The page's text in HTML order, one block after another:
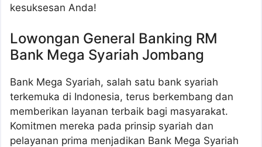
kesuksesan Anda!
Lowongan General Banking RM
Bank Mega Syariah Jombang
Bank Mega Syariah, salah satu bank syariah
terkemuka di Indonesia, terus berkembang dan
memberikan layanan terbaik bagi masyarakat.
Komitmen mereka pada prinsip syariah dan
pelayanan prima menjadikan Bank Mega Syariah